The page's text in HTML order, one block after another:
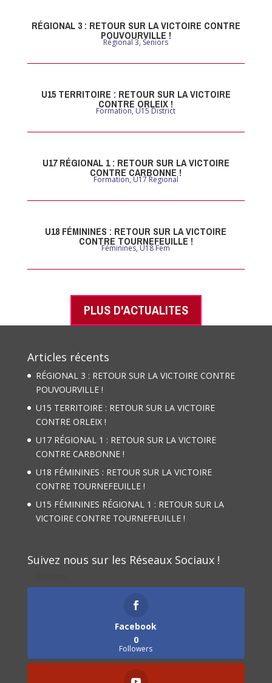
RÉGIONAL 3 : RETOUR SUR LA VICTOIRE CONTRE
POUVOURVILLE !
Régional 3,Seniors
U15 TERRITOIRE : RETOUR SUR LA VICTOIRE
CONTRE ORLEIX !
Formation,U15 District
U17 RÉGIONAL 1 : RETOUR SUR LA VICTOIRE
CONTRE CARBONNE !
Formation,U17 Regional
U18 FÉMININES : RETOUR SUR LA VICTOIRE
CONTRE TOURNEFEUILLE !
Féminines,U18 Fem
PLUS D'ACTUALITES
Articles récents
RÉGIONAL 3 : RETOUR SUR LA VICTOIRE CONTRE
POUVOURVILLE !
U15 TERRITOIRE : RETOUR SUR LA VICTOIRE
CONTRE ORLEIX !
U17 RÉGIONAL 1 : RETOUR SUR LA VICTOIRE
CONTRE CARBONNE !
U18 FÉMININES : RETOUR SUR LA VICTOIRE
CONTRE TOURNEFEUILLE !
U15 FÉMININES RÉGIONAL 1 : RETOUR SUR LA
VICTOIRE CONTRE TOURNEFEUILLE !
Suivez nous sur les Réseaux Sociaux !
Facebook
0
Followers